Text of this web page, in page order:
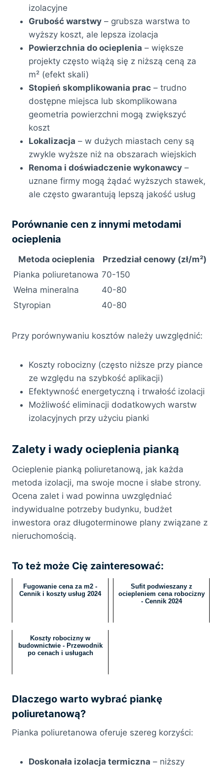
izolacyjne
Grubość warstwy – grubsza warstwa to
wyższy koszt, ale lepsza izolacja
Powierzchnia do ocieplenia – większe
projekty często wiążą się z niższą ceną za
m² (efekt skali)
Stopień skomplikowania prac – trudno
dostępne miejsca lub skomplikowana
geometria powierzchni mogą zwiększyć
koszt
Lokalizacja – w dużych miastach ceny są
zwykle wyższe niż na obszarach wiejskich
Renoma i doświadczenie wykonawcy –
uznane firmy mogą żądać wyższych stawek,
ale często gwarantują lepszą jakość usług
Porównanie cen z innymi metodami
ocieplenia
Metoda ocieplenia
Przedział cenowy (zł/m²)
Pianka poliuretanowa 70-150
Wełna mineralna
40-80
Styropian
40-80
Przy porównywaniu kosztów należy uwzględnić:
Koszty robocizny (często niższe przy piance
ze względu na szybkość aplikacji)
Efektywność energetyczną i trwałość izolacji
Możliwość eliminacji dodatkowych warstw
izolacyjnych przy użyciu pianki
Zalety i wady ocieplenia pianką
Ocieplenie pianką poliuretanową, jak każda
metoda izolacji, ma swoje mocne i słabe strony.
Ocena zalet i wad powinna uwzględniać
indywidualne potrzeby budynku, budżet
inwestora oraz długoterminowe plany związane z
nieruchomością.
To też może Cię zainteresować:
Fugowanie cena za m2 -
Cennik i koszty usług 2024
Sufit podwieszany z
ociepleniem cena robocizny
- Cennik 2024
Koszty robocizny w
budownictwie - Przewodnik
po cenach i usługach
Dlaczego warto wybrać piankę
poliuretanową?
Pianka poliuretanowa oferuje szereg korzyści:
Doskonała izolacja termiczna – niższy